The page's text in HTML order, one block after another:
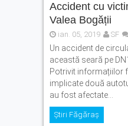
Accident cu
Valea Bogății
ian. 05, 2019 SF
Un accident de
această seară pe
Potrivit informațiilor
implicate două
au fost afectate...
Știri Făgăraș